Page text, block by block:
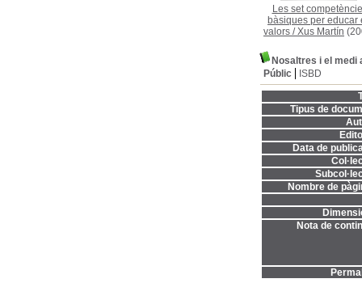
Les set
bàsiques per educar
valors /Xus Martín
Nosaltres i el medi
Públic
ISBD
Tipus de
Data de
Nombre de
Nota de